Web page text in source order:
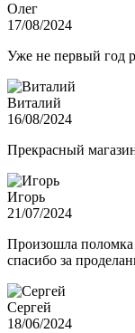
Олег
17/08/2024
Уже не первый год
Виталий
16/08/2024
Прекрасный
Игорь
21/07/2024
Произошла поломка
спасибо за
Сергей
18/06/2024